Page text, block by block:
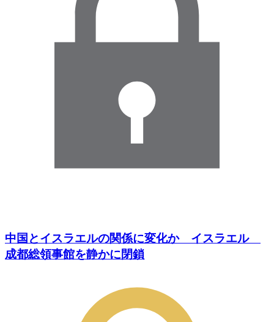
中国とイスラエルの関係に変化か イスラエル
成都総領事館を静かに閉鎖